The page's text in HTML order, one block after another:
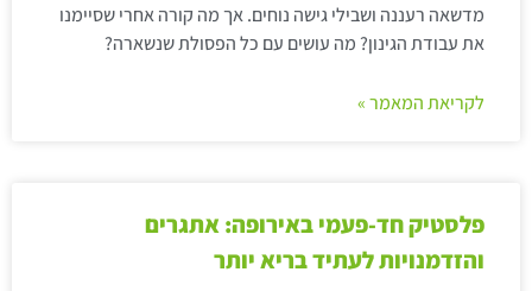
מדשאה רעננה ושבילי גישה נוחים. אך מה קורה אחרי שסיימנו
את עבודת הגינון? מה עושים עם כל הפסולת שנשארה?
לקריאת המאמר »
פלסטיק חד-פעמי באירופה: אתגרים
והזדמנויות לעתיד בריא יותר